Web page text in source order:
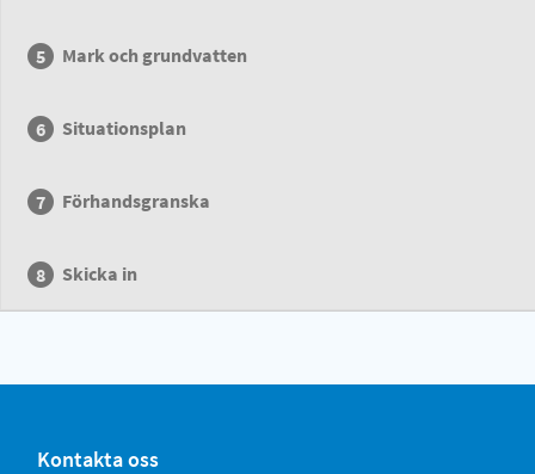
Mark och grundvatten
Situationsplan
Förhandsgranska
Skicka in
Kontakta oss